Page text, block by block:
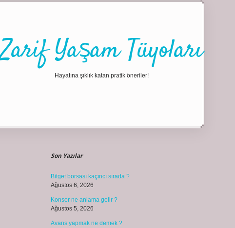
Zarif Yaşam Tüyoları
Hayatına şıklık katan pratik öneriler!
Son Yazılar
Bitget borsası kaçıncı sırada ?
Ağustos 6, 2026
Konser ne anlama gelir ?
Ağustos 5, 2026
Avans yapmak ne demek ?